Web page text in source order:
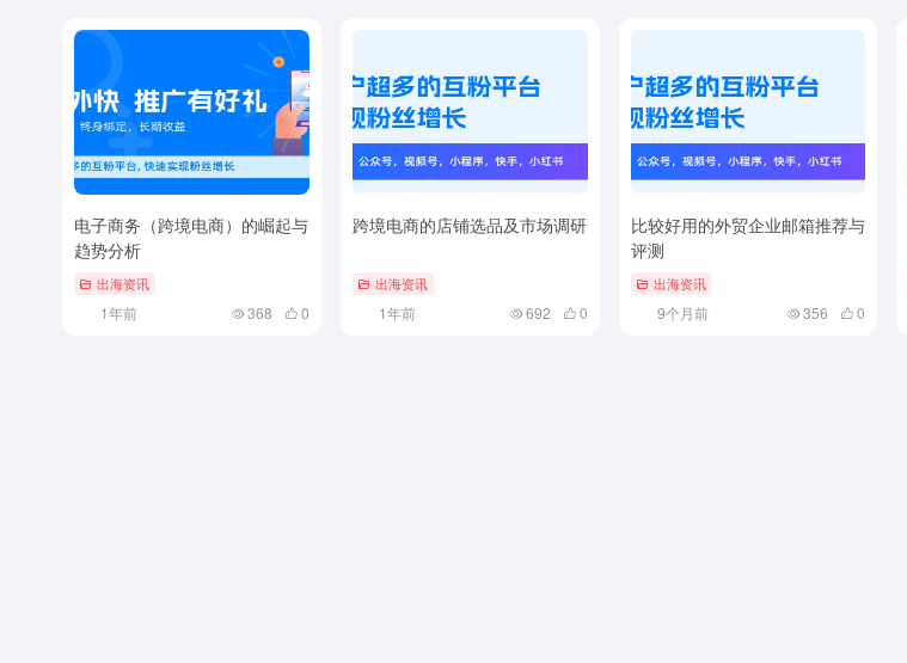
电子商务（跨境电商）的崛起与
趋势分析
出海资讯
1年前 368 0
跨境电商的店铺选品及市场调研
出海资讯
1年前 692 0
比较好用的外贸企业邮箱推荐与
评测
出海资讯
9个月前 356 0